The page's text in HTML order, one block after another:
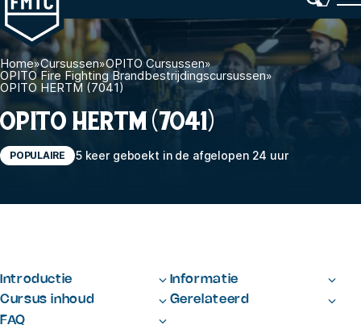
Home»Cursussen»OPITO Cursussen»
OPITO Fire Fighting Brandbestrijdingscursussen»
OPITO HERTM (7041)
OPITO HERTM (7041)
POPULAIRE 5 keer geboekt in de afgelopen 24 uur
Introductie
Informatie
Cursus inhoud
Gerelateerd
FAQ